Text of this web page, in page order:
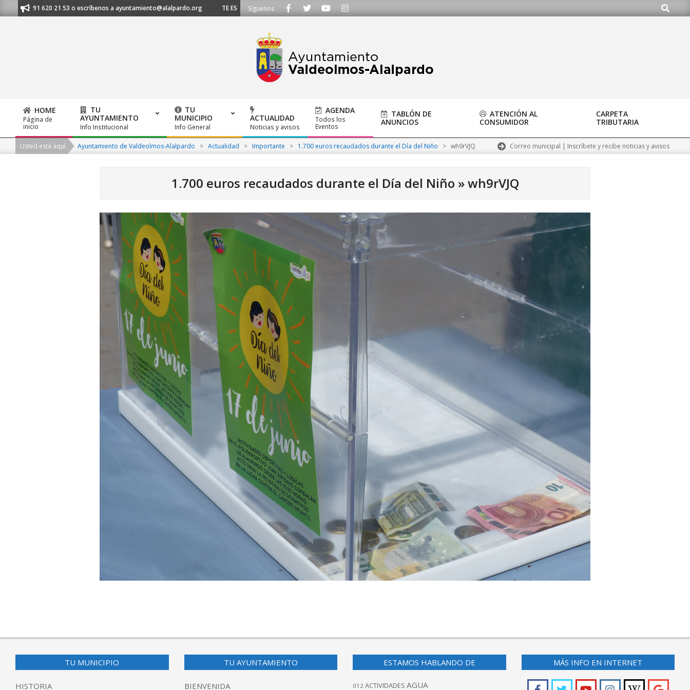
to
al 91 620 21 53 o escríbenos a ayuntamiento@alalpardo.org TE ESCUCHAMOS - Llámanos al 91 620 21 53 o escríbenos a ayuntamiento@alalpardo.org
Síguenos Buscar
Primary
Navigation
Menu
HOME
Página de
inicio
TU
AYUNTAMIENTO
Info Institucional
TU
MUNICIPIO
Info General
ACTUALIDAD
Noticias y avisos
AGENDA
Todos los
Eventos
TABLÓN DE
ANUNCIOS
ATENCIÓN AL
CONSUMIDOR
CARPETA
TRIBUTARIA
Usted está aquí Ayuntamiento de Valdeolmos-Alalpardo > Actualidad > Importante > 1.700 euros recaudados durante el Día del Niño > wh9rVJQ Correo municipal | Inscríbete y recibe noticias y avisos
1.700 euros recaudados durante el Día del Niño »wh9rVJQ
TU MUNICIPIO
HISTORIA
TU AYUNTAMIENTO
BIENVENIDA
ESTAMOS HABLANDO DE
012 ACTIVIDADES AGUA
MÁS INFO EN INTERNET